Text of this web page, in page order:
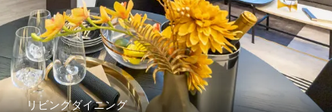
リビングダイニング